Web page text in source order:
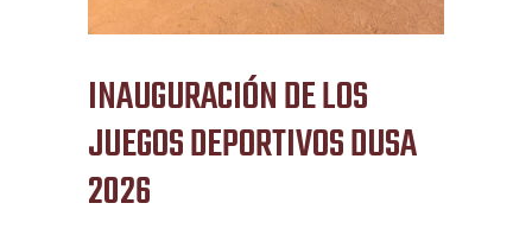
INAUGURACIÓN DE LOS
JUEGOS DEPORTIVOS DUSA
2026